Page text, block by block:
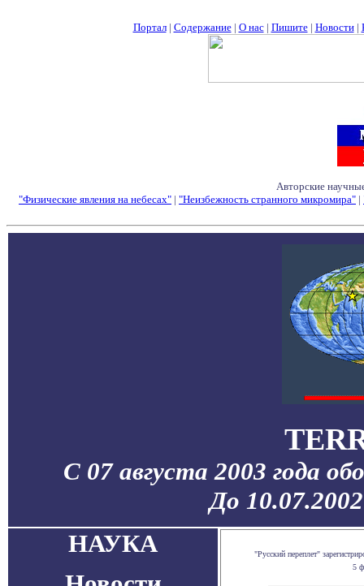
Портал| Содержание| О нас| Пишите| Новости|
Авторские
"Физические явления на небесах" | "Неизбежность странного микромира" |
С 07 августа 2003 года
До
НАУКА
"Русский переплет"
5